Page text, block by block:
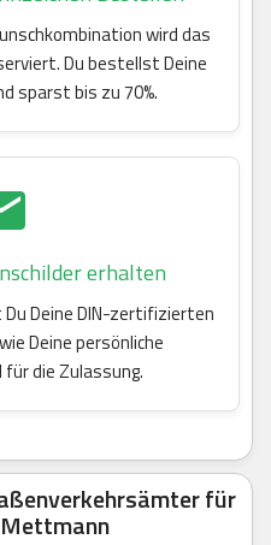
wird das
Du bestellst Deine
sparst bis zu 70%.
erhalten
Deine DIN-zertifizierten
Deine persönliche
die Zulassung.
für